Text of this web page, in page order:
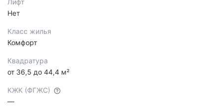
Лифт
Нет
Класс жилья
Комфорт
Квадратура
от 36,5 до 44,4 м²
КЖК (ФГЖС)
—